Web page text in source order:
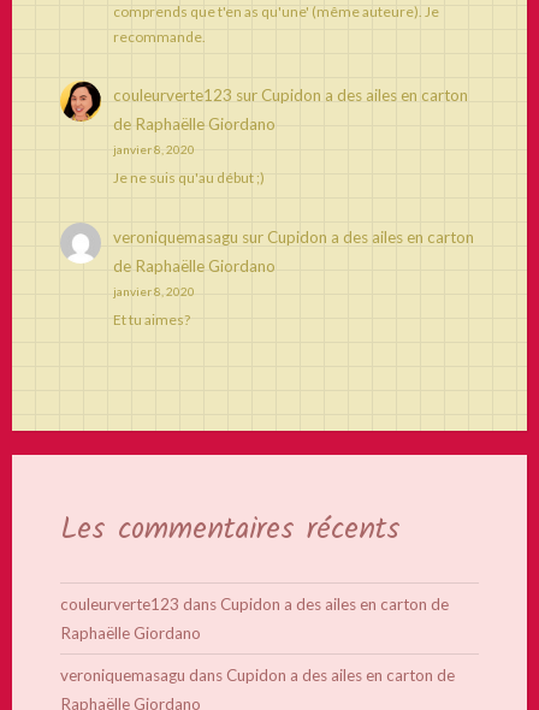
comprends que t'en as qu'une' (même auteure). Je
recommande.
couleurverte123 sur Cupidon a des ailes en carton
de Raphaëlle Giordano
janvier 8, 2020
Je ne suis qu'au début ;)
veroniquemasagu sur Cupidon a des ailes en carton
de Raphaëlle Giordano
janvier 8, 2020
Et tu aimes?
Les commentaires récents
couleurverte123 dans Cupidon a des ailes en carton de
Raphaëlle Giordano
veroniquemasagu dans Cupidon a des ailes en carton de
Raphaëlle Giordano